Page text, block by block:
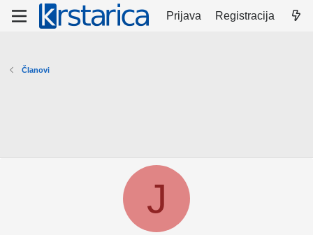
Prijava Registracija
Članovi
J